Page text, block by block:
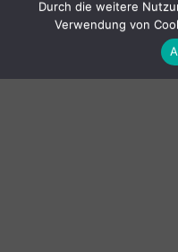
Durch die weitere
Verwendung von